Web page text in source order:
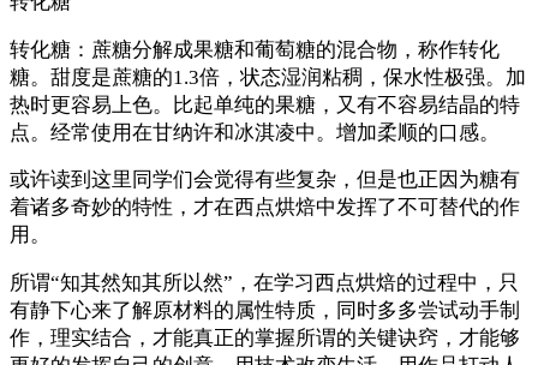
转化糖：蔗糖分解成果糖和葡萄糖的混合物，称作转化
糖。甜度是蔗糖的1.3倍，状态湿润粘稠，保水性极强。加
热时更容易上色。比起单纯的果糖，又有不容易结晶的特
点。经常使用在甘纳许和冰淇凌中。增加柔顺的口感。
或许读到这里同学们会觉得有些复杂，但是也正因为糖有
着诸多奇妙的特性，才在西点烘焙中发挥了不可替代的作
用。
所谓“知其然知其所以然”，在学习西点烘焙的过程中，只
有静下心来了解原材料的属性特质，同时多多尝试动手制
作，理实结合，才能真正的掌握所谓的关键诀窍，才能够